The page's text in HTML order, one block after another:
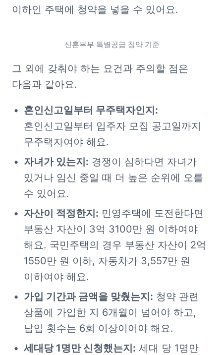
이하인 주택에 청약을 넣을 수 있어요.
신혼부부 특별공급 청약 기준
그 외에 갖춰야 하는 요건과 주의할 점은
다음과 같아요.
혼인신고일부터 무주택자인지:
혼인신고일부터 입주자 모집 공고일까지
무주택자여야 해요.
자녀가 있는지: 경쟁이 심하다면 자녀가
있거나 임신 중일 때 더 높은 순위에 오를
수 있어요.
자산이 적정한지: 민영주택에 도전한다면
부동산 자산이 3억 3100만 원 이하여야
해요. 국민주택의 경우 부동산 자산이 2억
1550만 원 이하, 자동차가 3,557만 원
이하여야 해요.
가입 기간과 금액을 맞췄는지: 청약 관련
상품에 가입한 지 6개월이 넘어야 하고,
납입 횟수는 6회 이상이어야 해요.
세대당 1명만 신청했는지: 세대 당 1명만